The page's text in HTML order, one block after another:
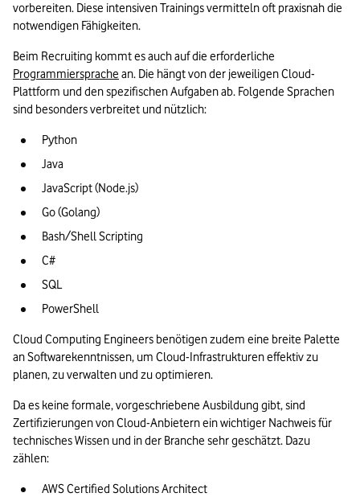
vorbereiten. Diese intensiven Trainings vermitteln oft praxisnah die
notwendigen Fähigkeiten.
Programmiersprache an. Die hängt von der jeweiligen Cloud-
Plattform und den spezifischen Aufgaben ab. Folgende Sprachen
sind besonders verbreitet und nützlich:
Python
Java
JavaScript (Node.js)
Go (Golang)
Bash/Shell Scripting
C#
SQL
PowerShell
Cloud Computing Engineers benötigen zudem eine breite Palette
an Softwarekenntnissen, um Cloud-Infrastrukturen effektiv zu
planen, zu verwalten und zu optimieren.
Da es keine formale, vorgeschriebene Ausbildung gibt, sind
Zertifizierungen von Cloud-Anbietern ein wichtiger Nachweis für
technisches Wissen und in der Branche sehr geschätzt. Dazu
zählen:
AWS Certified Solutions Architect